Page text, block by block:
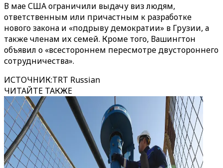
В мае США ограничили выдачу виз людям,
ответственным или причастным к разработке
нового закона и «подрыву демократии» в Грузии, а
также членам их семей. Кроме того, Вашингтон
объявил о «всестороннем пересмотре двустороннего
сотрудничества».
ИСТОЧНИК:TRT Russian
ЧИТАЙТЕ ТАКЖЕ